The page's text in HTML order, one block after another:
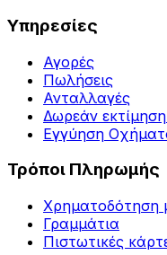
Υπηρεσίες
Αγορές
Πωλήσεις
Ανταλλαγές
Δωρεάν
Εγγύηση
Τρόποι Πληρωμής
Χρηματοδότηση
Γραμμάτια
Πιστωτικές